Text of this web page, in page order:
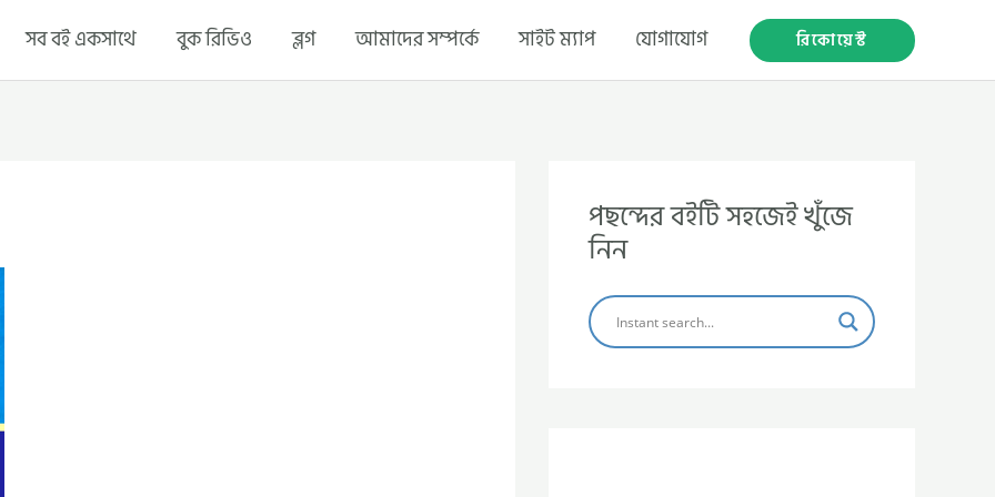
সব বই একসাথে বুক রিভিও ব্লগ আমাদের সম্পর্কে সাইট ম্যাপ যোগাযোগ রিকোয়েস্ট
পছন্দের বইটি সহজেই খুঁজে
নিন